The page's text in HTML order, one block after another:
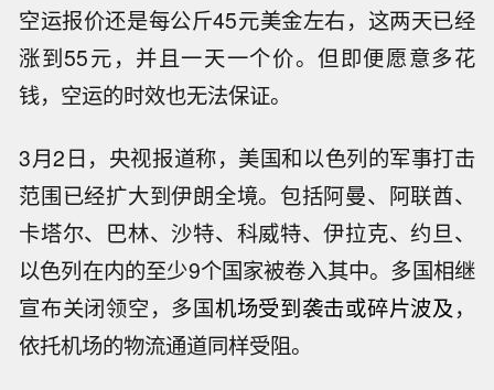
空运报价还是每公斤45元美金左右，这两天已经
涨到55元，并且一天一个价。但即便愿意多花
钱，空运的时效也无法保证。
3月2日，央视报道称，美国和以色列的军事打击
范围已经扩大到伊朗全境。包括阿曼、阿联酋、
卡塔尔、巴林、沙特、科威特、伊拉克、约旦、
以色列在内的至少9个国家被卷入其中。多国相继
宣布关闭领空，多国机场受到袭击或碎片波及，
依托机场的物流通道同样受阻。